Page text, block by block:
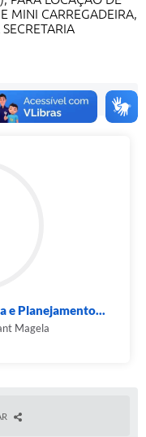
MINI CARREGADEIRA,
e Planejamento...
Magela